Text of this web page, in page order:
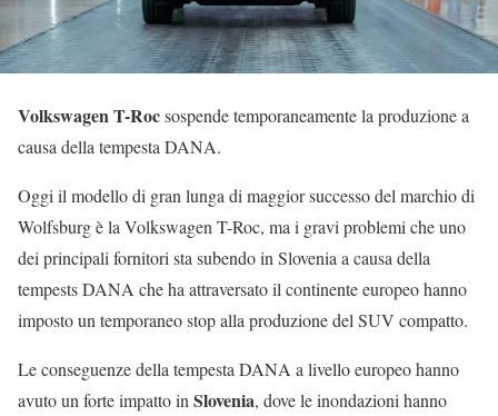
Volkswagen T-Rocsospende temporaneamente la produzione a
causa della tempesta DANA.
Oggi il modello di gran lunga di maggior successo del marchio di
Wolfsburg è la Volkswagen T-Roc, ma i gravi problemi che uno
dei principali fornitori sta subendo in Slovenia a causa della
tempests DANA che ha attraversato il continente europeo hanno
imposto un temporaneo stop alla produzione del SUV compatto.
Le conseguenze della tempesta DANA a livello europeo hanno
avuto un forte impatto inSlovenia, dove le inondazioni hanno